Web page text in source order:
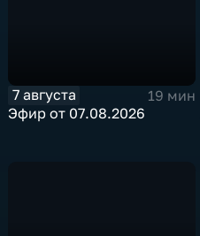
7 августа
19 мин
Эфир от 07.08.2026